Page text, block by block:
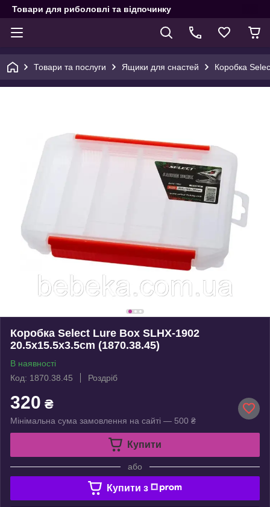
Товари для риболовлі та відпочинку
Товари та послуги Ящики для снастей Коробка
Коробка Select Lure Box SLHX-1902
20.5х15.5х3.5cm (1870.38.45)
В наявності
Код: 1870.38.45
Роздріб
320 ₴
Мінімальна сума замовлення на сайті — 500 ₴
Купити
або
Купити з